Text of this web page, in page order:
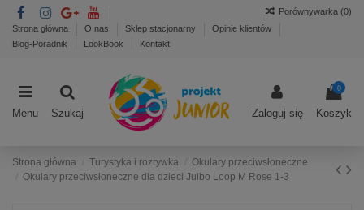
Strona główna O nas Sklep stacjonarny
Opinie klientów
Blog-Poradnik
LookBook Kontakt
Porównywarka (0)
Menu Szukaj Zaloguj się
0
Koszyk
Strona główna Turystyka i rozrywka
Okulary przeciwsłoneczne
Okulary przeciwsłoneczne dla dzieci Julbo Loop M Rose 1-3